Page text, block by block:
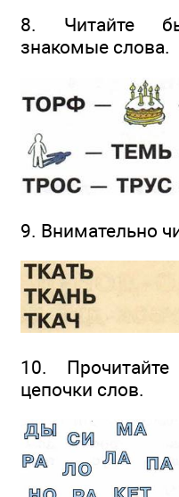
8. Читайте
знакомые слова.
9. Внимательно
10.
цепочки слов.